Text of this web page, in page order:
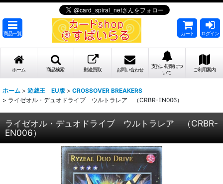
商品一覧 カート ログイン
ホーム 商品検索 郵送買取 お問い合わせ
支払い期限につ
いて
ご利用案内
ホーム > 遊戯王 EU版 > CROSSOVER BREAKERS
> ライゼオル・デュオドライブ ウルトラレア （CRBR-EN006）
ライゼオル・デュオドライブ ウルトラレア （CRBR-
EN006）